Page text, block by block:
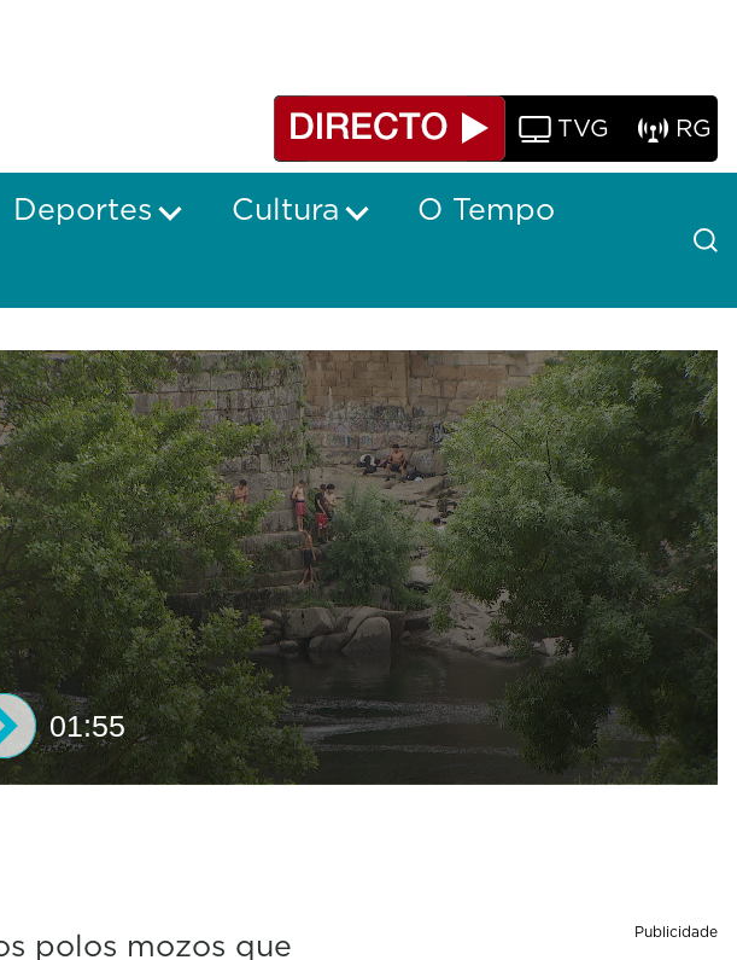
TVG RG
Deportes Cultura
O Tempo
01:55
polos mozos que
Publicidade